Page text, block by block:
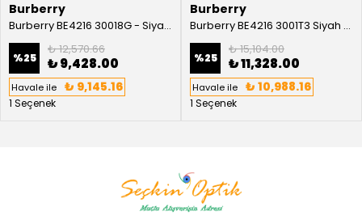
Burberry
Burberry BE4216 30018G - Siyah Kadın Güneş Gözlüğü
%25
₺ 12,570.66
₺ 9,428.00
Havale ile ₺ 9,145.16
1 Seçenek
Burberry
Burberry BE4216 3001T3 Siyah Kadın Güneş Gözlüğü
%25
₺ 15,104.00
₺ 11,328.00
Havale ile ₺ 10,988.16
1 Seçenek